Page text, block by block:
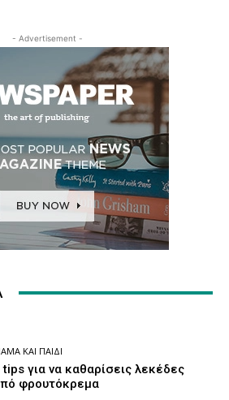
- Advertisement -
ΚΑΙ ΠΑΙΔΊ
tips για να καθαρίσεις λεκέδες
φρουτόκρεμα